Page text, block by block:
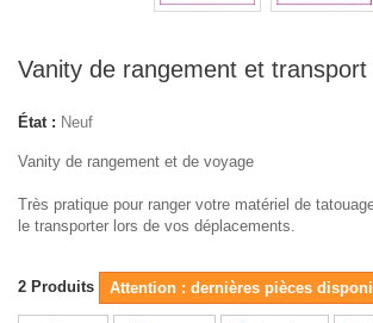
Vanity de rangement et transport
État : Neuf
Vanity de rangement et de voyage
Très pratique pour ranger votre matériel de
le transporter lors de vos déplacements.
2 Produits Attention : dernières pièces